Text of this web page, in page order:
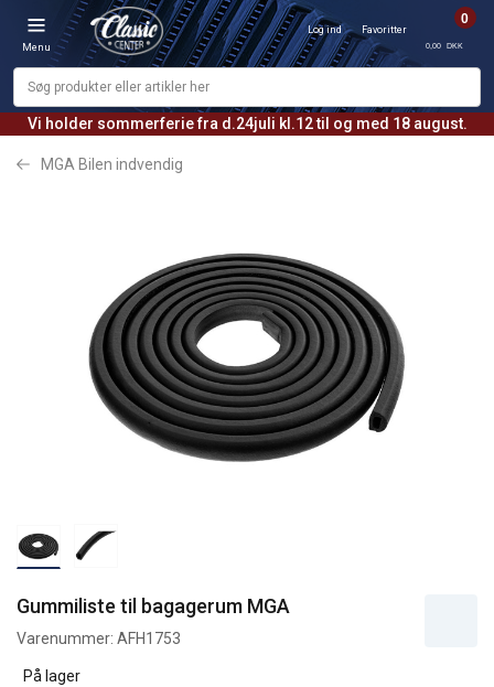
Vi holder sommerferie fra d.24juli kl.12 til og med 18 august.
Menu
Log ind Favoritter
0
0,00 DKK
MGA Bilen indvendig
Gummiliste til bagagerum MGA
Varenummer: AFH1753
På lager